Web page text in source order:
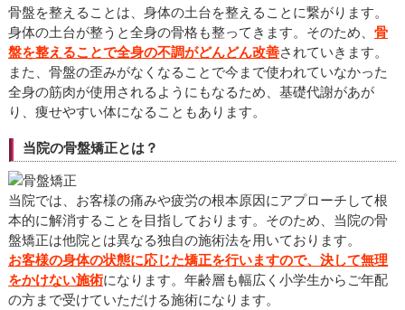
骨盤を整えることは、身体の土台を整えることに繋がります。
身体の土台が整うと全身の骨格も整ってきます。そのため、 骨
盤を整えることで全身の不調がどんどん改善されていきます。
また、骨盤の歪みがなくなることで今まで使われていなかった
全身の筋肉が使用されるようにもなるため、基礎代謝があが
り、痩せやすい体になることもあります。
当院の骨盤矯正とは？
当院では、お客様の痛みや疲労の根本原因にアプローチして根
本的に解消することを目指しております。そのため、当院の骨
盤矯正は他院とは異なる独自の施術法を用いております。
お客様の身体の状態に応じた矯正を行いますので、決して無理
をかけない施術になります。年齢層も幅広く小学生からご年配
の方まで受けていただける施術になります。